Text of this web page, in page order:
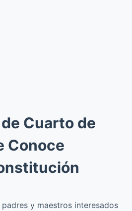
Cuarto de
Conoce
padres y maestros interesados